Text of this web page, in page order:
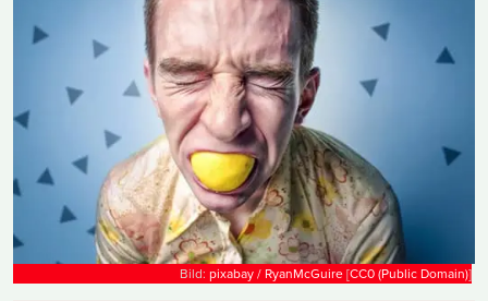
Bild: pixabay / RyanMcGuire[CC0 (Public Domain)]